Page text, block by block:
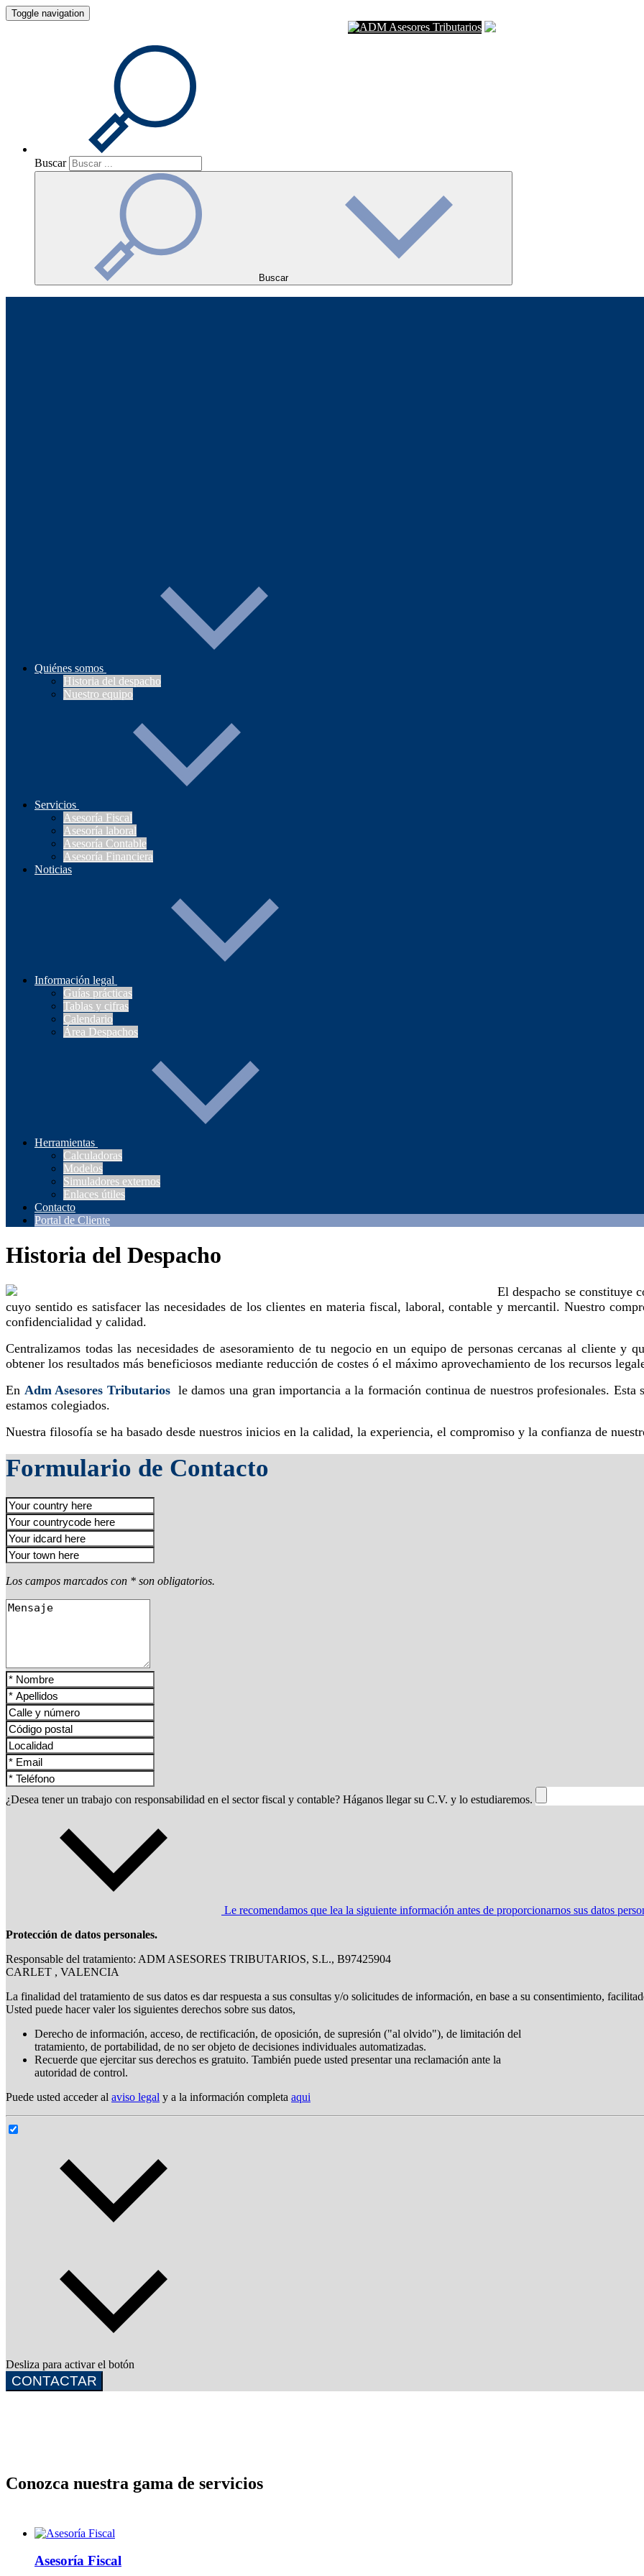
Toggle navigation
Buscar
Buscar
Quiénes somos
Historia del despacho
Nuestro equipo
Servicios
Asesoría Fiscal
Asesoría laboral
Asesoría Contable
Asesoría Financiera
Noticias
Información legal
Guías prácticas
Tablas y cifras
Calendario
Área Despachos
Herramientas
Calculadoras
Modelos
Simuladores externos
Enlaces útiles
Contacto
Portal de Cliente
Historia del Despacho
El despacho se constituye
cuyo sentido es satisfacer las necesidades de los clientes en materia fiscal, laboral, contable y mercantil. Nuestro
confidencialidad y calidad.
Centralizamos todas las necesidades de asesoramiento de tu negocio en un equipo de personas cercanas al cliente y
obtener los resultados más beneficiosos mediante reducción de costes ó el máximo aprovechamiento de los recursos
En Adm Asesores Tributarios le damos una gran importancia a la formación continua de nuestros profesionales.
estamos colegiados.
Nuestra filosofía se ha basado desde nuestros inicios en la calidad, la experiencia, el compromiso y la confianza de
Formulario de Contacto
Los campos marcados con * son obligatorios.
¿Desea tener un trabajo con responsabilidad en el sector fiscal y contable? Háganos llegar su C.V. y lo estudiaremos.
Le recomendamos que lea la siguiente información antes de proporcionarnos sus datos
Protección de datos personales.
Responsable del tratamiento: ADM ASESORES TRIBUTARIOS, S.L., B97425904
CARLET , VALENCIA
La finalidad del tratamiento de sus datos es dar respuesta a sus consultas y/o solicitudes de información, en base a su consentimiento,
Usted puede hacer valer los siguientes derechos sobre sus datos,
Derecho de información, acceso, de rectificación, de oposición, de supresión ("al olvido"), de limitación del
tratamiento, de portabilidad, de no ser objeto de decisiones individuales automatizadas.
Recuerde que ejercitar sus derechos es gratuito. También puede usted presentar una reclamación ante la
autoridad de control.
Puede usted acceder al aviso legal y a la información completa aqui
Desliza para activar el botón
CONTACTAR
Conozca nuestra gama de servicios
Asesoría Fiscal